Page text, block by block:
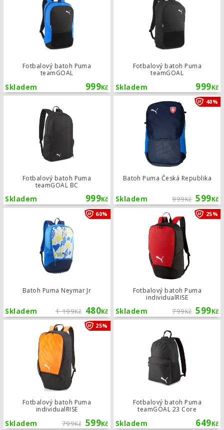
Fotbalový batoh Puma
teamGOAL
999Kč
Skladem
Fotbalový batoh Puma
teamGOAL
999Kč
Skladem
Fotbalový batoh Puma
teamGOAL BC
999Kč
Skladem
Fotbalový batoh Puma teamGOAL
Batoh Puma Česká Republika
999Kč 599Kč
Skladem
40%
Batoh Puma Neymar Jr
1 199Kč 480Kč
Skladem
60% Batoh Puma Neymar Jr
Fotbalový batoh Puma
individualRISE
799Kč 599Kč
Skladem
25%
Fotbalový batoh Puma
individualRISE
799Kč 599Kč
Skladem
25%
Fotbalový batoh Puma
teamGOAL 23 Core
649Kč
Skladem